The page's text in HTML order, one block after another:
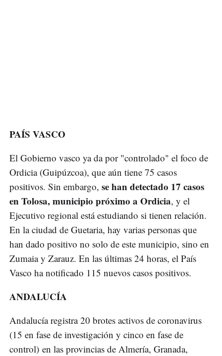
PAÍS VASCO
El Gobierno vasco ya da por "controlado" el foco de
Ordicia (Guipúzcoa), que aún tiene 75 casos
positivos. Sin embargo, se han detectado 17 casos
en Tolosa, municipio próximo a Ordicia, y el
Ejecutivo regional está estudiando si tienen relación.
En la ciudad de Guetaria, hay varias personas que
han dado positivo no solo de este municipio, sino en
Zumaia y Zarauz. En las últimas 24 horas, el País
Vasco ha notificado 115 nuevos casos positivos.
ANDALUCÍA
Andalucía registra 20 brotes activos de coronavirus
(15 en fase de investigación y cinco en fase de
control) en las provincias de Almería, Granada,